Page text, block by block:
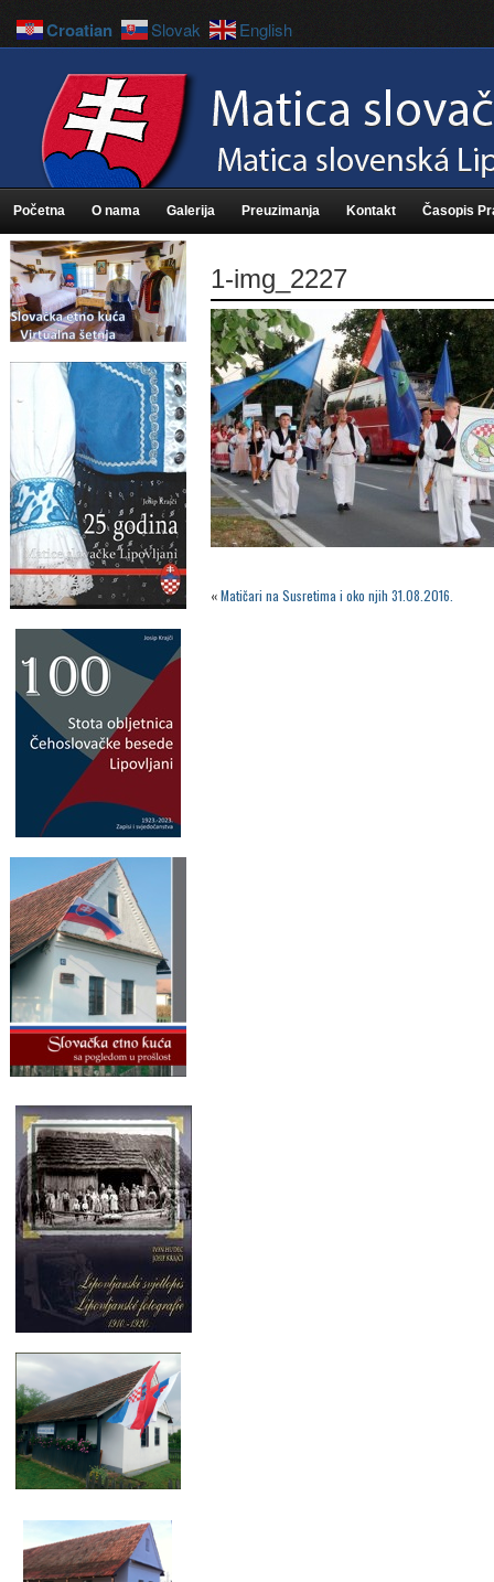
Početna O nama Galerija Preuzimanja Kontakt Časopis
1-img_2227
«Matičari na Susretima i oko njih 31.08.2016.
Croatian Slovak English